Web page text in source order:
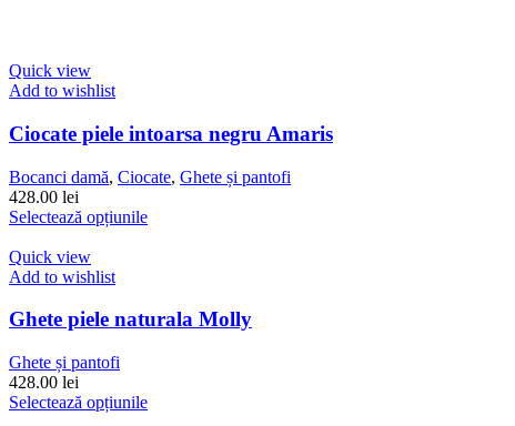
Quick view
Add to wishlist
Ciocate piele intoarsa negru Amaris
Bocanci damă, Ciocate, Ghete și pantofi
428.00 lei
Selectează opțiunileAcest
variații.
în
Quick view
Add to wishlist
Ghete piele naturala Molly
Ghete și pantofi
428.00 lei
Selectează opțiunileAcest